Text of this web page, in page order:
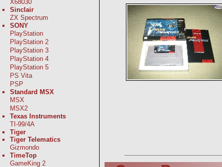
X68030
Sinclair
ZX Spectrum
SONY
PlayStation
PlayStation 2
PlayStation 3
PlayStation 4
PlayStation 5
PS Vita
PSP
Standard MSX
MSX
MSX2
Texas Instruments
TI-99/4A
Tiger
Tiger Telematics
Gizmondo
TimeTop
GameKing 2